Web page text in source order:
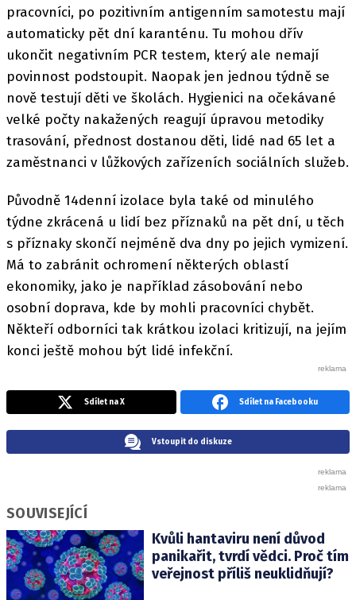
pracovníci, po pozitivním antigenním samotestu mají
automaticky pět dní karanténu. Tu mohou dřív
ukončit negativním PCR testem, který ale nemají
povinnost podstoupit. Naopak jen jednou týdně se
nově testují děti ve školách. Hygienici na očekávané
velké počty nakažených reagují úpravou metodiky
trasování, přednost dostanou děti, lidé nad 65 let a
zaměstnanci v lůžkových zařízeních sociálních služeb.
Původně 14denní izolace byla také od minulého
týdne zkrácená u lidí bez příznaků na pět dní, u těch
s příznaky skončí nejméně dva dny po jejich vymizení.
Má to zabránit ochromení některých oblastí
ekonomiky, jako je například zásobování nebo
osobní doprava, kde by mohli pracovníci chybět.
Někteří odborníci tak krátkou izolaci kritizují, na jejím
konci ještě mohou být lidé infekční.
Sdílet na X Sdílet na Facebooku
Vstoupit do diskuze
SOUVISEJÍCÍ
Kvůli hantaviru není důvod
panikařit, tvrdí vědci. Proč tím
veřejnost příliš neuklidňují?